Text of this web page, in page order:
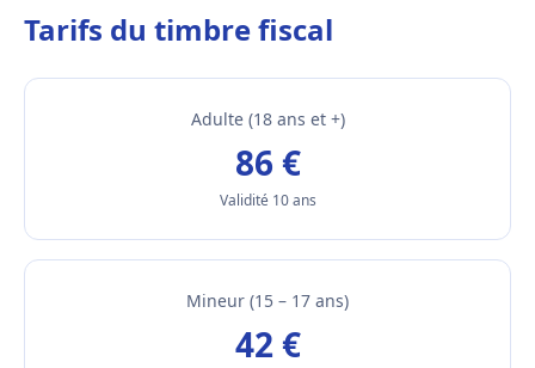
Tarifs du timbre fiscal
Adulte (18 ans et +)
86 €
Validité 10 ans
Mineur (15 – 17 ans)
42 €